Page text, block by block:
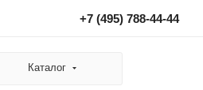
+7 (495) 788-44-44
Каталог